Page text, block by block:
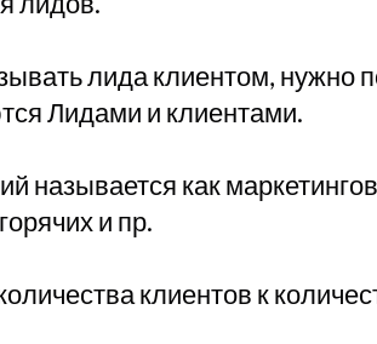
лида клиентом, нужно
Лидами и клиентами.
называется как
и пр.
клиентов к